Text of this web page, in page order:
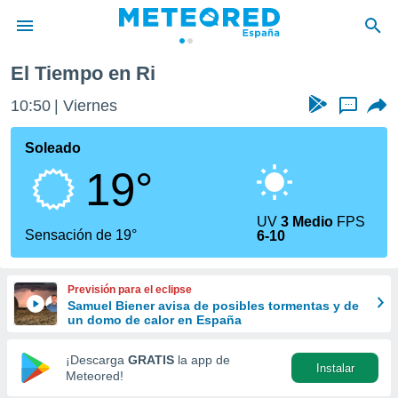
de
por
que se
calidad.
a este
las
y
forma
digital
basada
El Tiempo en Ri
10:50 Viernes ...
Soleado
19°
Sensación de 19°
UV3 Medio FPS
6-10
Previsión para el eclipse
Samuel Biener avisa de posibles tormentas y de
un domo de calor en España
¡Descarga GRATIS la app de
Meteored!
Instalar